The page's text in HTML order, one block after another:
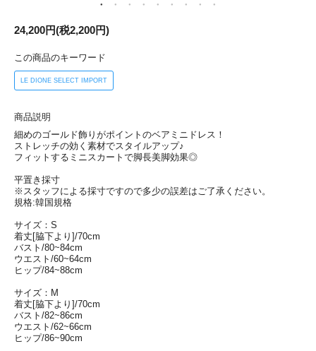
24,200円(税2,200円)
この商品のキーワード
LE DIONE SELECT IMPORT
商品説明
細めのゴールド飾りがポイントのベアミニドレス！
ストレッチの効く素材でスタイルアップ♪
フィットするミニスカートで脚長美脚効果◎
平置き採寸
※スタッフによる採寸ですので多少の誤差はご了承ください。
規格:韓国規格
サイズ：S
着丈[脇下より]/70cm
バスト/80~84cm
ウエスト/60~64cm
ヒップ/84~88cm
サイズ：M
着丈[脇下より]/70cm
バスト/82~86cm
ウエスト/62~66cm
ヒップ/86~90cm